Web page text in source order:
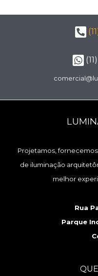
Projetamos,
de iluminação
melhor
Rua
Parque